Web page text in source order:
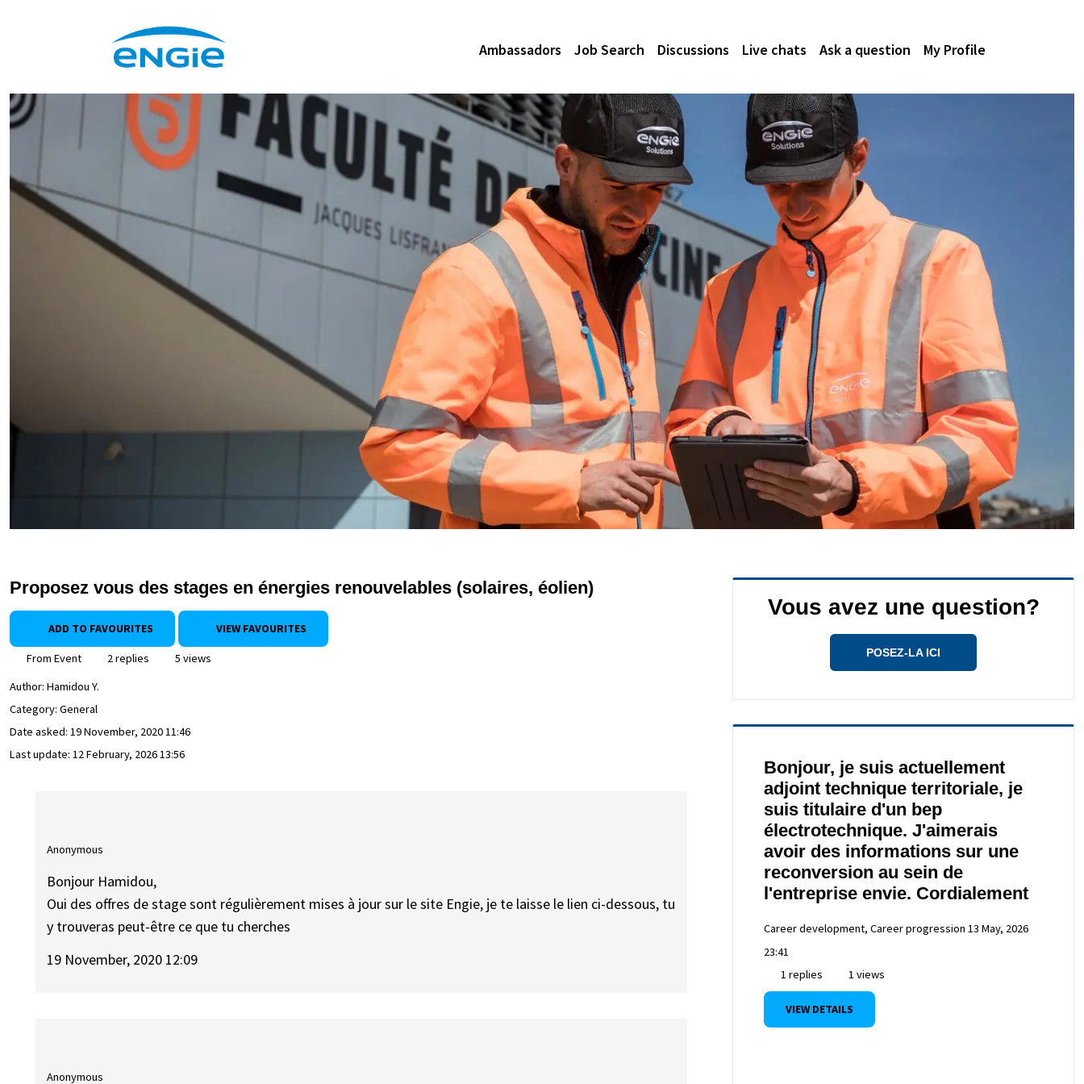
Ambassadors Job Search Discussions Live chats Ask a question My Profile
Proposez vous des stages en énergies renouvelables (solaires, éolien)
ADD TO FAVOURITES VIEW FAVOURITES
From Event 2 replies
5 views
Author: Hamidou Y.
Category: General
Date asked: 19 November, 2020 11:46
Last update: 12 February, 2026 13:56
Anonymous
Bonjour Hamidou,
Oui des offres de stage sont régulièrement mises à jour sur le site Engie, je te laisse le lien ci-dessous, tu
y trouveras peut-être ce que tu cherches
19 November, 2020 12:09
Anonymous
Vous avez une question?
POSEZ-LA ICI
Bonjour, je suis actuellement
adjoint technique territoriale, je
suis titulaire d'un bep
électrotechnique. J'aimerais
avoir des informations sur une
reconversion au sein de
l'entreprise envie. Cordialement
Career development, Career progression 13 May, 2026
23:41
1 replies
1 views
VIEW DETAILS